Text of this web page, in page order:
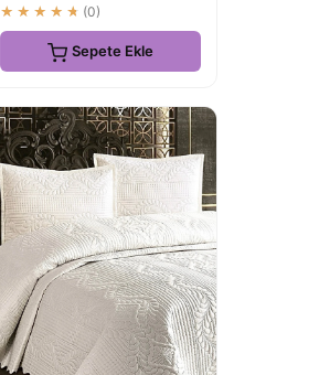
★★★★★ (0)
Sepete Ekle